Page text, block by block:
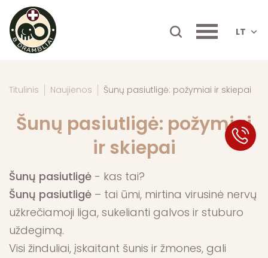
LT
Titulinis Naujienos Šunų pasiutligė: požymiai ir skiepai
Šunų pasiutligė: požymiai
ir skiepai
Šunų pasiutligė - kas tai?
Šunų pasiutligė – tai ūmi, mirtina virusinė nervų
užkrečiamoji liga, sukelianti galvos ir stuburo
uždegimą.
Visi žinduliai, įskaitant šunis ir žmones, gali